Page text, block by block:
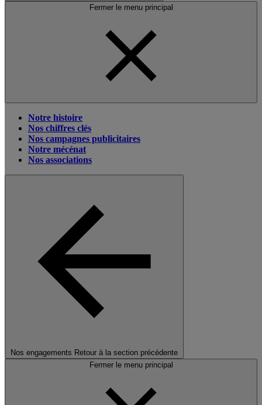
Fermer le menu principal
Notre histoire
Nos chiffres clés
Nos campagnes publicitaires
Notre mécénat
Nos associations
Nos engagements Retour à la section précédente
Fermer le menu principal